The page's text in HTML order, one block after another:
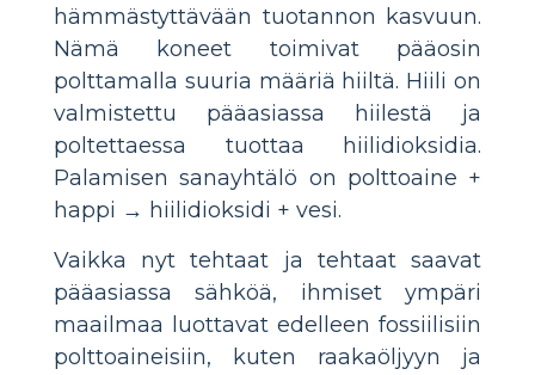
hämmästyttävään tuotannon kasvuun.
Nämä koneet toimivat pääosin
polttamalla suuria määriä hiiltä. Hiili on
valmistettu pääasiassa hiilestä ja
poltettaessa tuottaa hiilidioksidia.
Palamisen sanayhtälö on polttoaine +
happi → hiilidioksidi + vesi.
Vaikka nyt tehtaat ja tehtaat saavat
pääasiassa sähköä, ihmiset ympäri
maailmaa luottavat edelleen fossiilisiin
polttoaineisiin, kuten raakaöljyyn ja